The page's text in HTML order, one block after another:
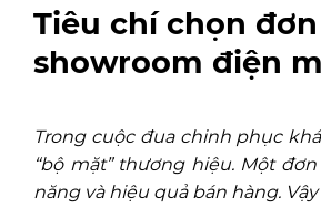
Tiêu chí chọn
showroom điện
Trong cuộc đua chinh phục
“bộ mặt” thương hiệu. Một
năng và hiệu quả bán hàng.